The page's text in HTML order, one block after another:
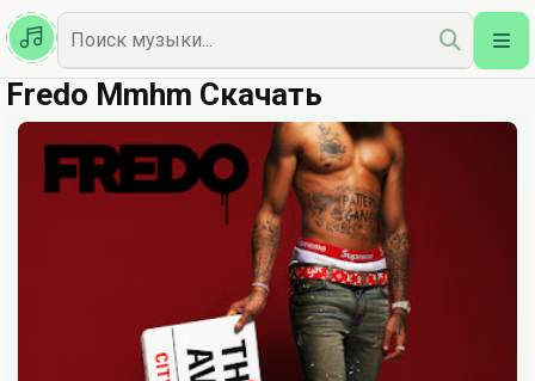
Казахская
Наш Топ
Fredo Mmhm Скачать